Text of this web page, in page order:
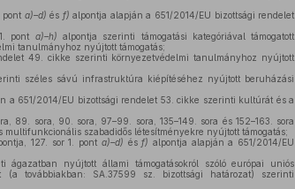
pont a)–d) és f) alpontja alapján a 651/2014/EU bizottsági rendelet
pont a)–h) alpontja szerinti támogatási kategóriával támogatott
tanulmányhoz nyújtott támogatás;
49. cikke szerinti környezetvédelmi tanulmányhoz nyújtott
széles sávú infrastruktúra kiépítéséhez nyújtott beruházási
a 651/2014/EU bizottsági rendelet 53. cikke szerinti kultúrát és a
89. sora, 90. sora, 97–99. sora, 135–149. sora és 152–163. sora
szabadidős létesítményekre nyújtott támogatás;
127. sor 1. pont a)–d) ésf) alpontja alapján a 651/2014/EU
nyújtott állami támogatásokról szóló európai uniós
(a továbbiakban: SA.37599 sz. bizottsági határozat) szerinti